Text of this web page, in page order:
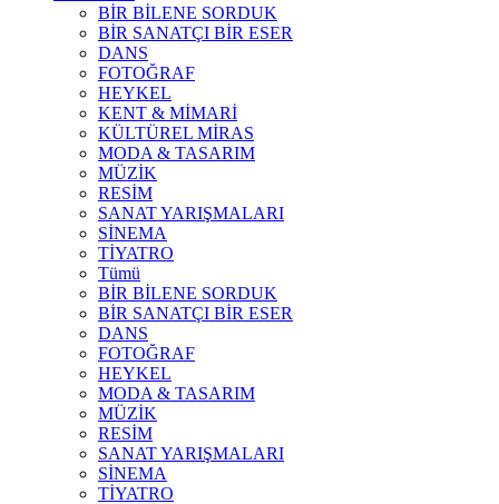
BİR BİLENE SORDUK
BİR SANATÇI BİR ESER
DANS
FOTOĞRAF
HEYKEL
KENT & MİMARİ
KÜLTÜREL MİRAS
MODA & TASARIM
MÜZİK
RESİM
SANAT YARIŞMALARI
SİNEMA
TİYATRO
Tümü
BİR BİLENE SORDUK
BİR SANATÇI BİR ESER
DANS
FOTOĞRAF
HEYKEL
MODA & TASARIM
MÜZİK
RESİM
SANAT YARIŞMALARI
SİNEMA
TİYATRO